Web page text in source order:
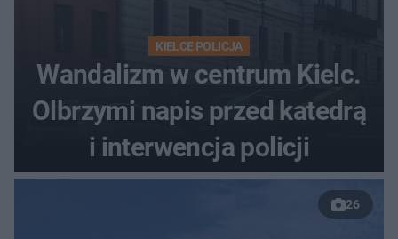
KIELCE POLICJA
Wandalizm w centrum Kielc.
Olbrzymi napis przed katedrą
i interwencja policji
26